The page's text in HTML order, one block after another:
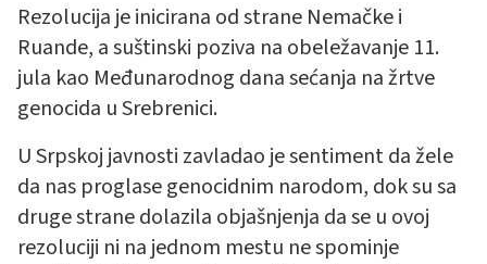
Rezolucija je inicirana od strane Nemačke i
Ruande, a suštinski poziva na obeležavanje 11.
jula kao Međunarodnog dana sećanja na žrtve
genocida u Srebrenici.
U Srpskoj javnosti zavladao je sentiment da žele
da nas proglase genocidnim narodom, dok su sa
druge strane dolazila objašnjenja da se u ovoj
rezoluciji ni na jednom mestu ne spominje